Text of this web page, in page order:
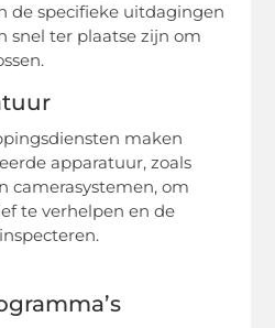
de specifieke uitdagingen
snel ter plaatse zijn om
maken
apparatuur, zoals
camerasystemen, om
te verhelpen en de